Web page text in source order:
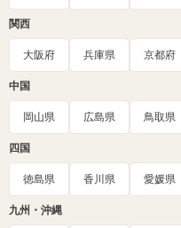
関西
大阪府 兵庫県 京都府
中国
岡山県 広島県 鳥取県
四国
徳島県 香川県 愛媛県
九州・沖縄